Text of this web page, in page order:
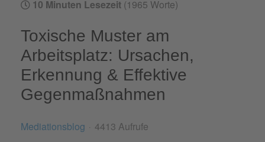
10 Minuten Lesezeit (1965 Worte)
Toxische Muster am
Arbeitsplatz: Ursachen,
Erkennung & Effektive
Gegenmaßnahmen
Mediationsblog
4413 Aufrufe